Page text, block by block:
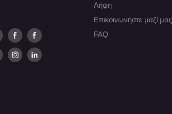
Λήψη
Επικοινωνήστε μαζί μας
FAQ